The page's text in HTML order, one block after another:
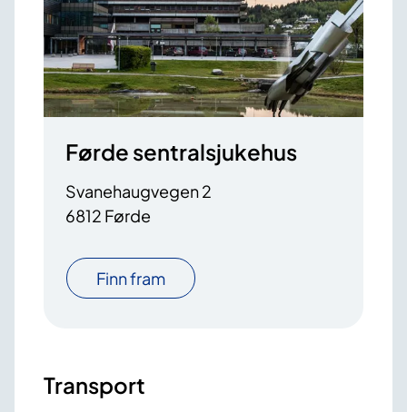
Førde sentralsjukehus
Svanehaugvegen 2
6812 Førde
Finn fram
Transport